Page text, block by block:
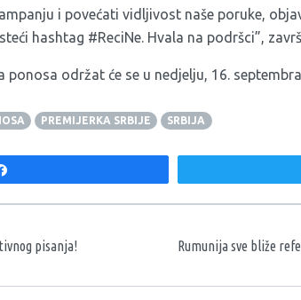
i povećati vidljivost naše poruke,
hashtag #ReciNe. Hvala na podršci”,
ponosa održat će se u nedjelju, 16.
PREMIJERKA SRBIJE SRBIJA
pisanja!
Rumunija sve bliže